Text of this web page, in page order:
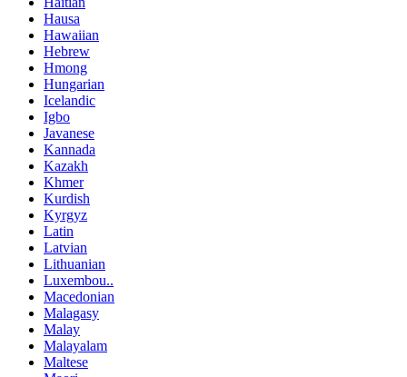
Hausa
Hawaiian
Hebrew
Hmong
Hungarian
Icelandic
Igbo
Javanese
Kannada
Kazakh
Khmer
Kurdish
Kyrgyz
Latin
Latvian
Lithuanian
Luxembou..
Macedonian
Malagasy
Malay
Malayalam
Maltese